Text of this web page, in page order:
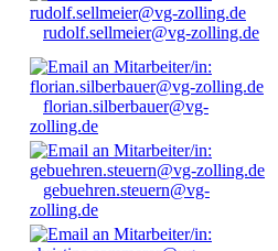
rudolf.sellmeier@vg-zolling.de
florian.silberbauer@vg-
zolling.de
gebuehren.steuern@vg-
zolling.de